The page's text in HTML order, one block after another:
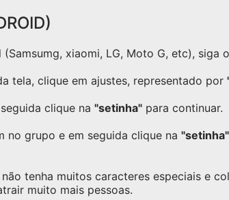
xiaomi, LG, Moto G, etc), siga
tela, clique em ajustes, representado por
clique na "setinha" para continuar.
no grupo e em seguida clique na "setinha"
tenha muitos caracteres especiais e
muito mais pessoas.